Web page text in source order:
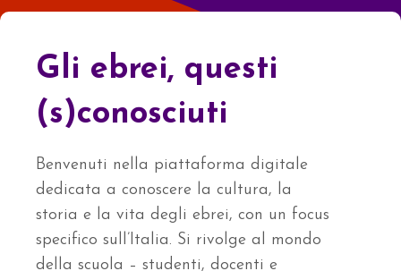
Gli ebrei, questi
(s)conosciuti
Benvenuti nella piattaforma digitale
dedicata a conoscere la cultura, la
storia e la vita degli ebrei, con un focus
specifico sull’Italia. Si rivolge al mondo
della scuola – studenti, docenti e